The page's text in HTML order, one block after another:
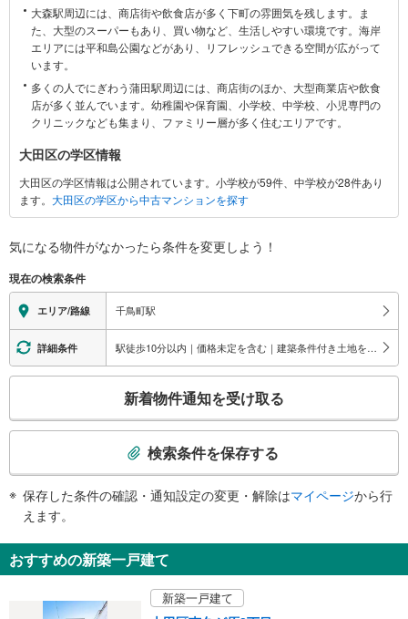
区
に
情
大森駅周辺には、商店街や飲食店が多く下町の雰囲気を残します。ま
た、大型のスーパーもあり、買い物など、生活しやすい環境です。海岸
エリアには平和島公園などがあり、リフレッシュできる空間が広がって
います。
多くの人でにぎわう蒲田駅周辺には、商店街のほか、大型商業店や飲食
店が多く並んでいます。幼稚園や保育園、小学校、中学校、小児専門の
クリニックなども集まり、ファミリー層が多く住むエリアです。
大田区の学区情報
大田区の学区情報は公開されています。小学校が59件、中学校が28件あり
ます。 大田区の学区から中古マンションを探す
気になる物件がなかったら条件を変更しよう！
現在の検索条件
エリア/路線 千鳥町駅
詳細条件 駅徒歩10分以内｜価格未定を含む｜建築条件付き土地を含む
検
知
を
新着物件通知を受け取る
検索条件を保存する
保存した条件の確認・通知設定の変更・解除はマイページから行
えます。
おすすめの新築一戸建て
新築一戸建て